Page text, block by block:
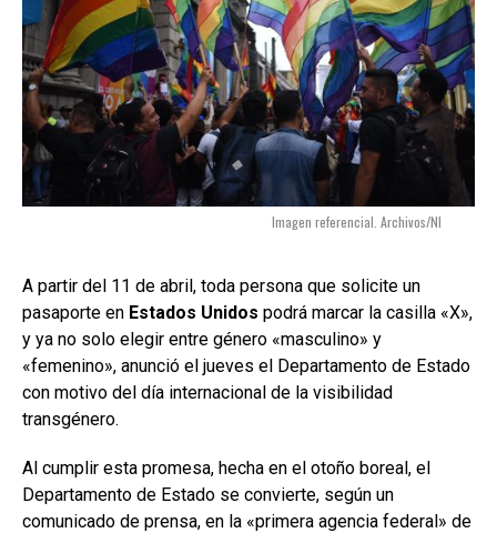
Imagen referencial. Archivos/NI
A partir del 11 de abril, toda persona que solicite un
pasaporte en Estados Unidos podrá marcar la casilla «X»,
y ya no solo elegir entre género «masculino» y
«femenino», anunció el jueves el Departamento de Estado
con motivo del día internacional de la visibilidad
transgénero.
Al cumplir esta promesa, hecha en el otoño boreal, el
Departamento de Estado se convierte, según un
comunicado de prensa, en la «primera agencia federal» de